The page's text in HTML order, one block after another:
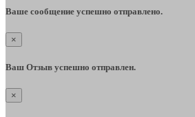
Ваше сообщение успешно отправлено.
×
Ваш Отзыв успешно отправлен.
×